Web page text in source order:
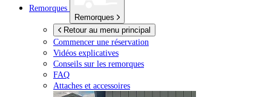
Remorques
Remorques
Retour au menu principal
Commencer une réservation
Vidéos explicatives
Conseils sur les remorques
FAQ
Attaches et accessoires